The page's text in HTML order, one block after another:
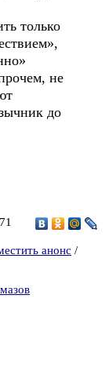
только
не
до
анонс /